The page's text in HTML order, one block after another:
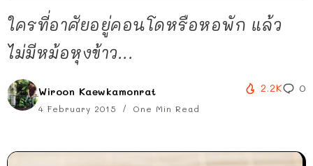
ใครที่อาศัยอยู่คอนโดหรือหอพัก แล้ว
ไม่มีหม้อหุงข้าว...
Wiroon Kaewkamonrat
4 February 2015 One Min Read
2.2K 0